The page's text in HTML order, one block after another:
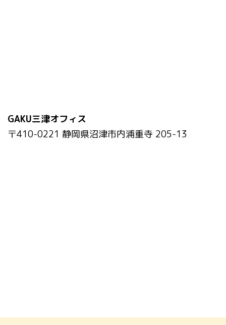
GAKU三津オフィス
〒410-0221 静岡県沼津市内浦重寺 205-13